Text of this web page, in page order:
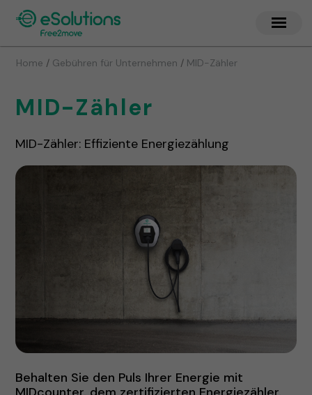
Home / Gebühren für Unternehmen / MID-Zähler
MID-Zähler
MID-Zähler: Effiziente Energiezählung
Behalten Sie den Puls Ihrer Energie mit